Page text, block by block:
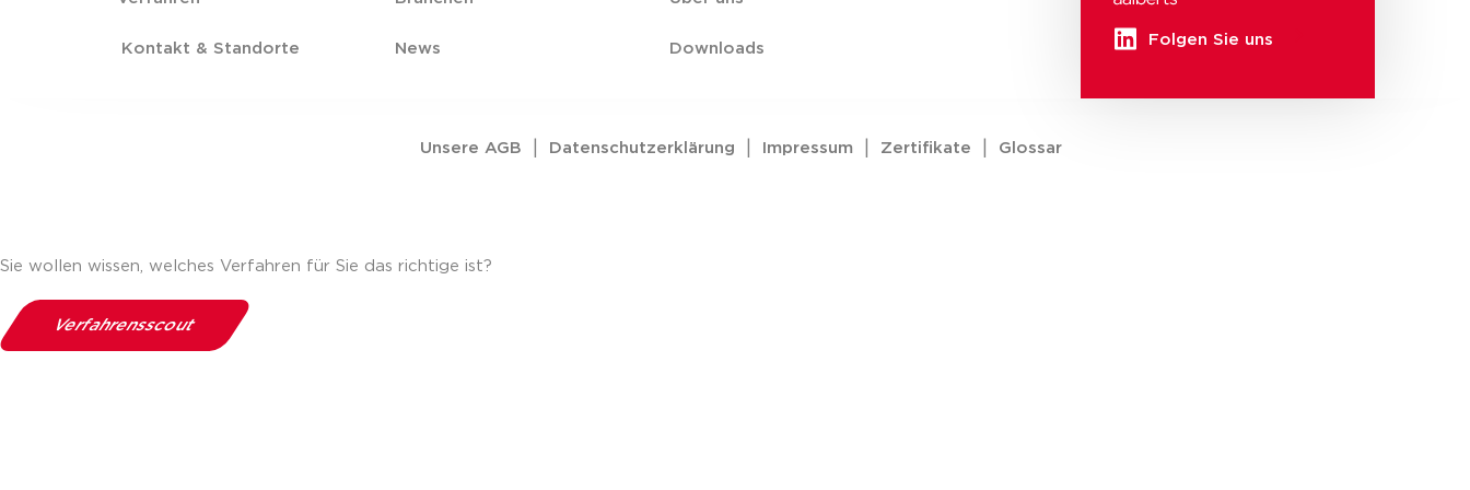
Kontakt & Standorte News Downloads
Folgen Sie uns
Unsere AGB Datenschutzerklärung Impressum Zertifikate Glossar
Sie wollen wissen, welches Verfahren für Sie das richtige ist?
Verfahrensscout